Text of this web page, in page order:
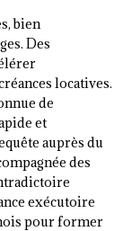
bien
Des
locatives.
de
et
auprès du
des
exécutoire
pour former